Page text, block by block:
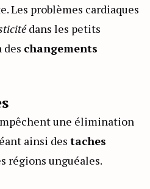
Les problèmes cardiaques
dans les petits
des changements
une élimination
ainsi des taches
régions unguéales.